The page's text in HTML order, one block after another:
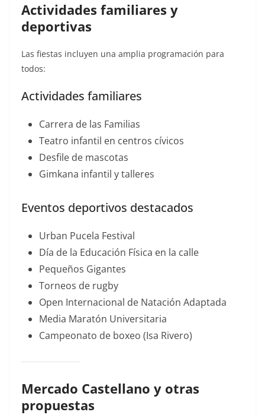
Actividades familiares y
deportivas
Las fiestas incluyen una amplia programación para
todos:
Actividades familiares
Carrera de las Familias
Teatro infantil en centros cívicos
Desfile de mascotas
Gimkana infantil y talleres
Eventos deportivos destacados
Urban Pucela Festival
Día de la Educación Física en la calle
Pequeños Gigantes
Torneos de rugby
Open Internacional de Natación Adaptada
Media Maratón Universitaria
Campeonato de boxeo (Isa Rivero)
Mercado Castellano y otras
propuestas